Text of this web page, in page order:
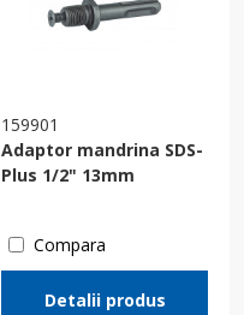
159901
Adaptor mandrina SDS-
Plus 1/2" 13mm
Compara
Detalii produs